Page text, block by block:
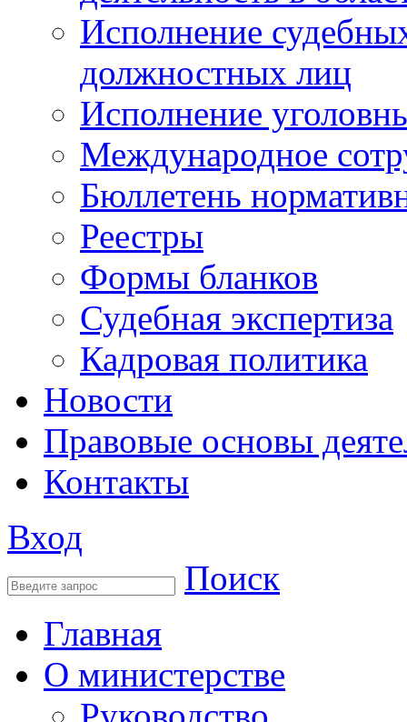
Исполнение
должностных лиц
Исполнение
Международное
Бюллетень
Реестры
Формы бланков
Судебная экспертиза
Кадровая политика
Новости
Правовые основы
Контакты
Вход
Поиск
Главная
О министерстве